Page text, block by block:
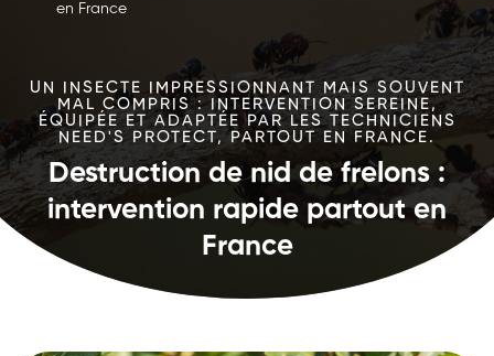
en France
UN INSECTE IMPRESSIONNANT MAIS SOUVENT
MAL COMPRIS : INTERVENTION SEREINE,
ÉQUIPÉE ET ADAPTÉE PAR LES TECHNICIENS
NEED'S PROTECT, PARTOUT EN FRANCE.
Destruction de nid de frelons :
intervention rapide partout en
France